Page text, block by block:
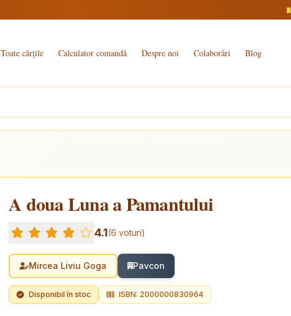
Toate cărțile Calculator comandă Despre noi Colaborări Blog
A doua Luna a Pamantului
4.1(6 voturi)
Mircea Liviu Goga Pavcon
Disponibil în stoc ISBN: 2000000830964